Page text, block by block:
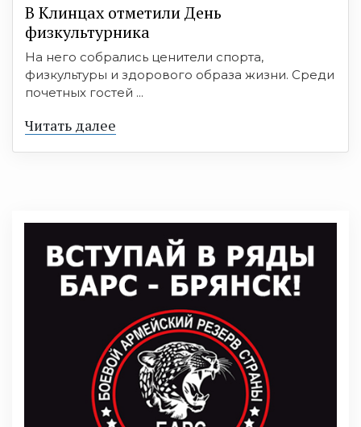
В Клинцах отметили День
физкультурника
На него собрались ценители спорта,
физкультуры и здорового образа жизни. Среди
почетных гостей ...
Читать далее